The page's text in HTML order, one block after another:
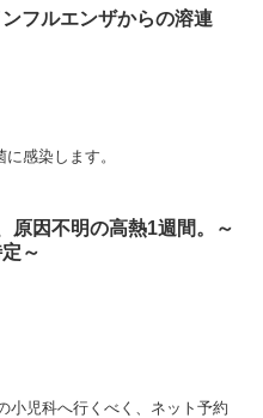
フルエンザからの溶連
感染します。
原因不明の高熱1週間。～
～
小児科へ行くべく、ネット予約